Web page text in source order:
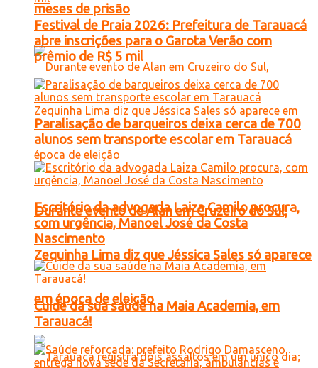
meses de prisão
Durante evento de Alan em Cruzeiro do Sul,
Zequinha Lima diz que Jéssica Sales só aparece
em época de eleição
Festival de Praia 2026: Prefeitura de Tarauacá
abre inscrições para o Garota Verão com
prêmio de R$ 5 mil
Paralisação de barqueiros deixa cerca de 700
alunos sem transporte escolar em Tarauacá
Escritório da advogada Laiza Camilo procura,
com urgência, Manoel José da Costa
Nascimento
Cuide da sua saúde na Maia Academia, em
Tarauacá!